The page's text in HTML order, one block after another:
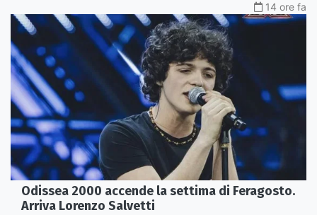
14 ore fa
Odissea 2000 accende la settima di Feragosto.
Arriva Lorenzo Salvetti